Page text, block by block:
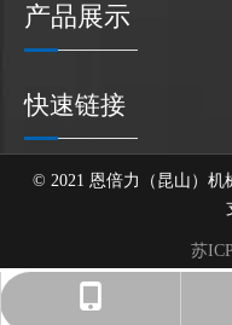
After-
产品展示
快速链接
© 2021 恩倍力（昆山）机
苏